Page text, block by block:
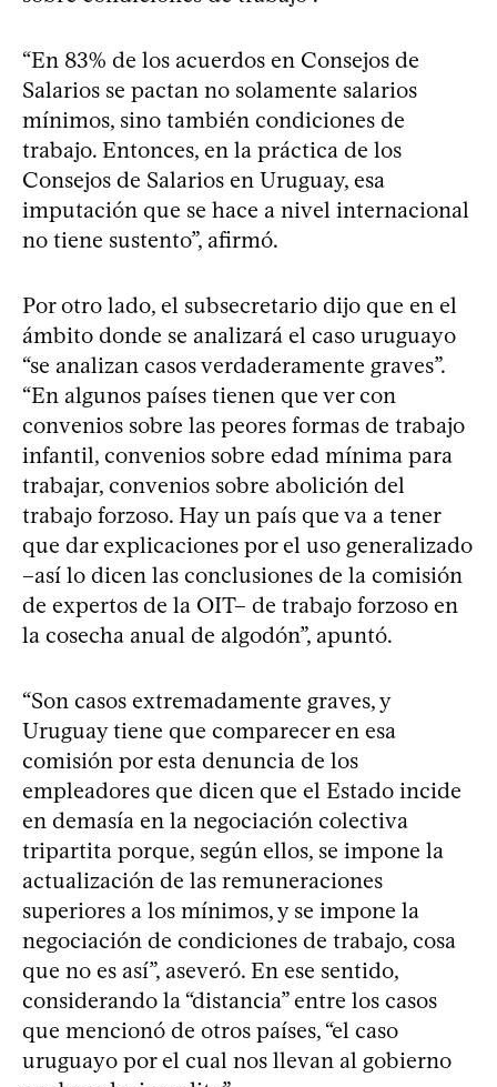
“En 83% de los acuerdos en Consejos de
Salarios se pactan no solamente salarios
mínimos, sino también condiciones de
trabajo. Entonces, en la práctica de los
Consejos de Salarios en Uruguay, esa
imputación que se hace a nivel internacional
no tiene sustento”, afirmó.
Por otro lado, el subsecretario dijo que en el
ámbito donde se analizará el caso uruguayo
“se analizan casos verdaderamente graves”.
“En algunos países tienen que ver con
convenios sobre las peores formas de trabajo
infantil, convenios sobre edad mínima para
trabajar, convenios sobre abolición del
trabajo forzoso. Hay un país que va a tener
que dar explicaciones por el uso generalizado
–así lo dicen las conclusiones de la comisión
de expertos de la OIT– de trabajo forzoso en
la cosecha anual de algodón”, apuntó.
“Son casos extremadamente graves, y
Uruguay tiene que comparecer en esa
comisión por esta denuncia de los
empleadores que dicen que el Estado incide
en demasía en la negociación colectiva
tripartita porque, según ellos, se impone la
actualización de las remuneraciones
superiores a los mínimos, y se impone la
negociación de condiciones de trabajo, cosa
que no es así”, aseveró. En ese sentido,
considerando la “distancia” entre los casos
que mencionó de otros países, “el caso
uruguayo por el cual nos llevan al gobierno